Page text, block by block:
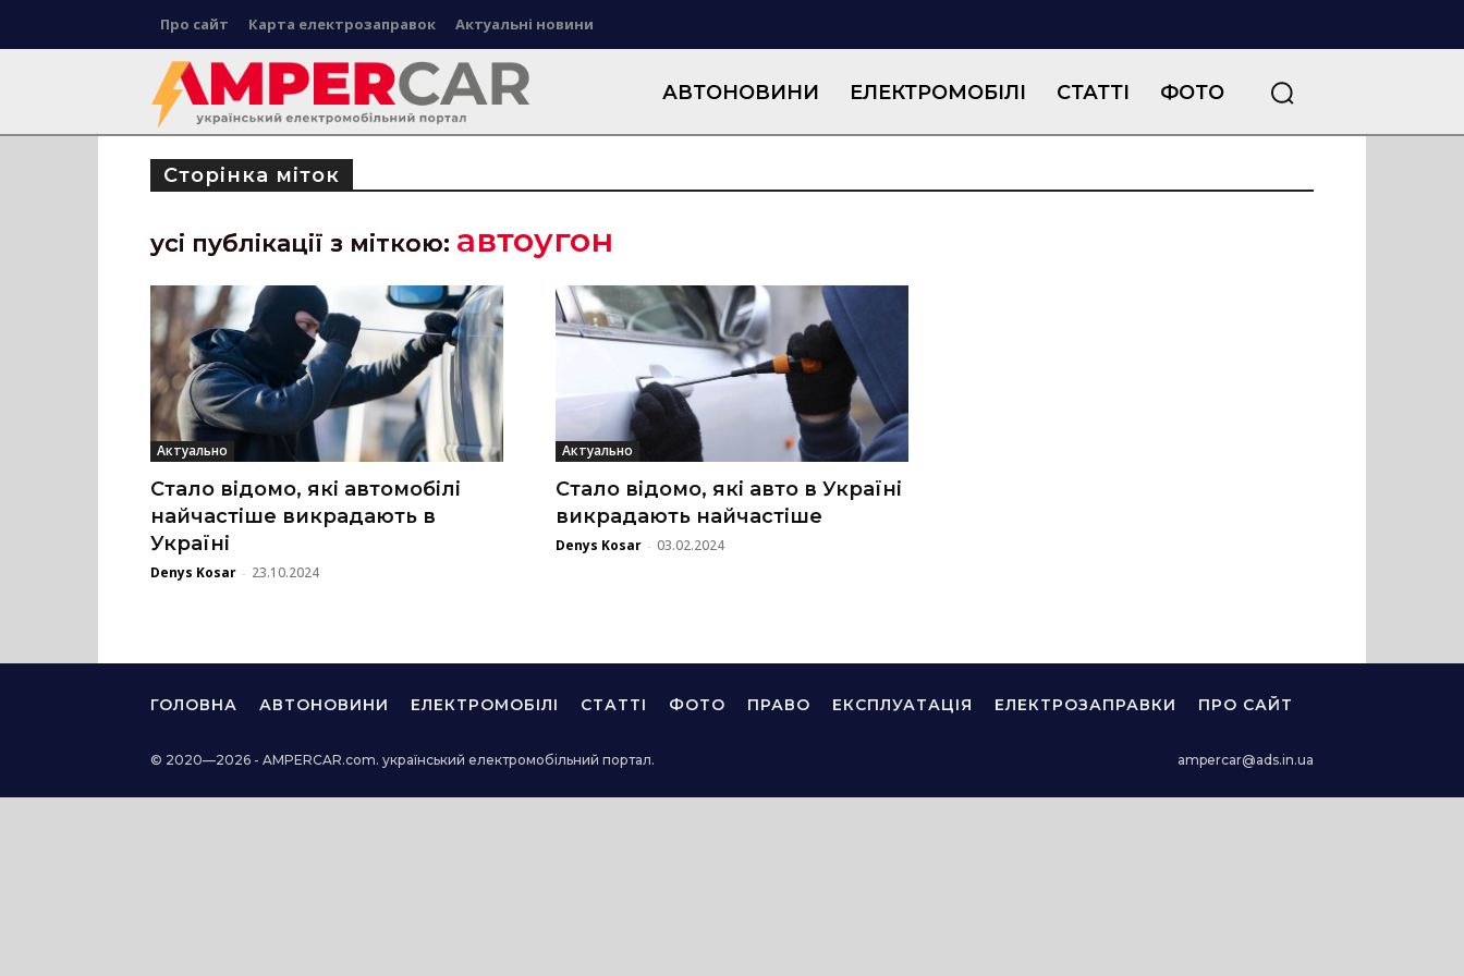
Про сайт Карта електрозаправок Актуальні новини
АВТОНОВИНИ ЕЛЕКТРОМОБІЛІ СТАТТІ ФОТО
Сторінка міток
усі публікації з міткою: автоугон
Актуально
Стало відомо, які автомобілі
найчастіше викрадають в
Україні
Denys Kosar - 23.10.2024
Актуально
Стало відомо, які авто в Україні
викрадають найчастіше
Denys Kosar - 03.02.2024
ГОЛОВНА АВТОНОВИНИ ЕЛЕКТРОМОБІЛІ СТАТТІ ФОТО ПРАВО ЕКСПЛУАТАЦІЯ ЕЛЕКТРОЗАПРАВКИ ПРО САЙТ
© 2020—2026 - AMPERCAR.com. український електромобільний портал. ampercar@ads.in.ua